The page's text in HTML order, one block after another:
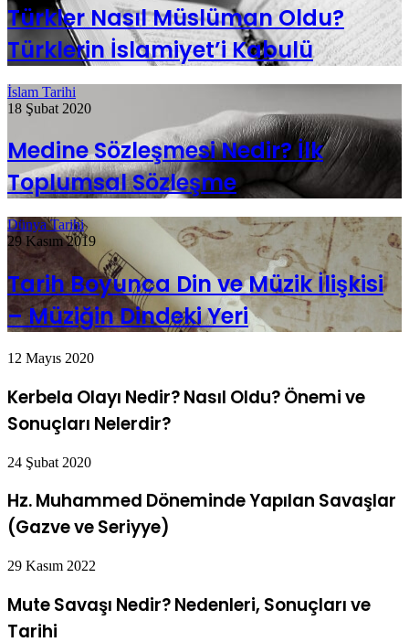
Türkler Nasıl Müslüman Oldu?
Türklerin İslamiyet’i Kabulü
İslam Tarihi
18 Şubat 2020
Medine Sözleşmesi Nedir? İlk
Toplumsal Sözleşme
Dünya Tarihi
29 Kasım 2019
Tarih Boyunca Din ve Müzik İlişkisi
– Müziğin Dindeki Yeri
12 Mayıs 2020
Kerbela Olayı Nedir? Nasıl Oldu? Önemi ve
Sonuçları Nelerdir?
24 Şubat 2020
Hz. Muhammed Döneminde Yapılan Savaşlar
(Gazve ve Seriyye)
29 Kasım 2022
Mute Savaşı Nedir? Nedenleri, Sonuçları ve
Tarihi